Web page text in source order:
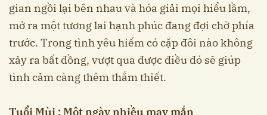
gian ngồi lại bên nhau và hóa giải mọi hiểu lầm,
mở ra một tương lai hạnh phúc đang đợi chờ phía
trước. Trong tình yêu hiếm có cặp đôi nào không
xảy ra bất đồng, vượt qua được điều đó sẽ giúp
tình cảm càng thêm thắm thiết.
Tuổi Mùi : Một ngày nhiều may mắn